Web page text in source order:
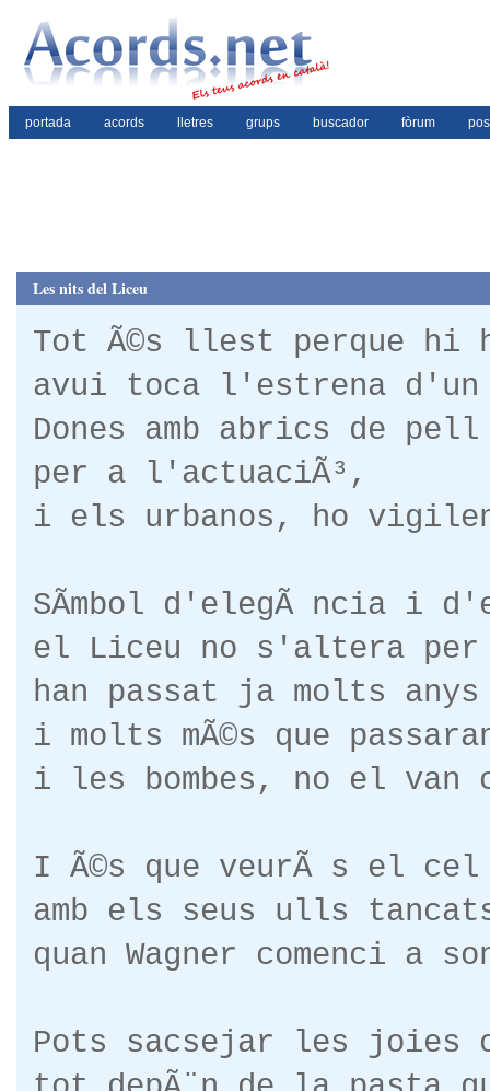
portada acords lletres grups buscador fòrum
Les nits del Liceu
Tot Ã©s llest perque hi
avui toca l'estrena d'un
Dones amb abrics de
per a l'actuaciÃ³,
i els urbanos, ho
SÃ­mbol d'elegÃ ncia i
el Liceu no s'altera per
han passat ja molts anys
i molts mÃ©s que
i les bombes, no el van
I Ã©s que veurÃ s el cel
amb els seus ulls
quan Wagner comenci a
Pots sacsejar les joies